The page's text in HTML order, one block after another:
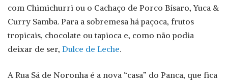
com Chimichurri ou o Cachaço de Porco Bísaro, Yuca &
Curry Samba. Para a sobremesa há paçoca, frutos
tropicais, chocolate ou tapioca e, como não podia
deixar de ser, Dulce de Leche.
A Rua Sá de Noronha é a nova “casa” do Panca, que fica